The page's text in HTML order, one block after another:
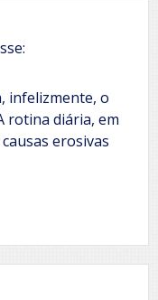
infelizmente, o
rotina diária, em
erosivas